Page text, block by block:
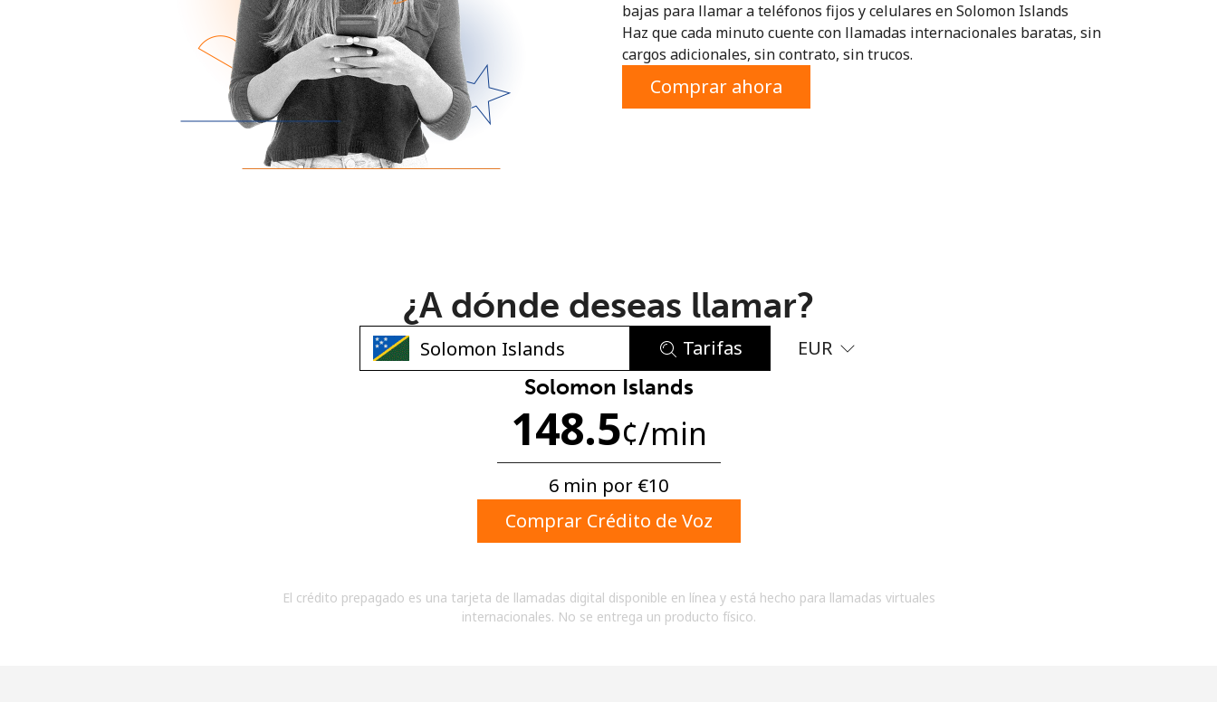
No se ha creado una contraseña
Mínimo 8 caracteres
Una letra mayúscula y una minúscula
Un caracter especial
bajas para llamar a teléfonos fijos y celulares en Solomon Islands
Haz que cada minuto cuente con llamadas internacionales baratas, sin
cargos adicionales, sin contrato, sin trucos.
Comprar ahora
¿A dónde deseas llamar?
Tarifas EUR
Solomon Islands
148.5¢/min
6 min por ⁦€10⁩
Comprar Crédito de Voz
El crédito prepagado es una tarjeta de llamadas digital disponible en línea y está hecho para llamadas virtuales
internacionales. No se entrega un producto físico.